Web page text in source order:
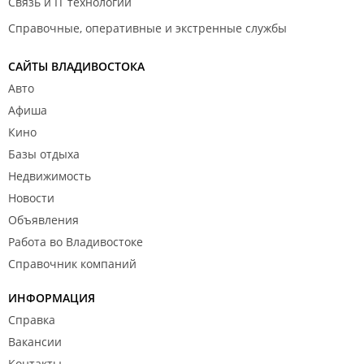
Справочные, оперативные и экстренные службы
САЙТЫ ВЛАДИВОСТОКА
Авто
Афиша
Кино
Базы отдыха
Недвижимость
Новости
Объявления
Работа во Владивостоке
Справочник компаний
ИНФОРМАЦИЯ
Справка
Вакансии